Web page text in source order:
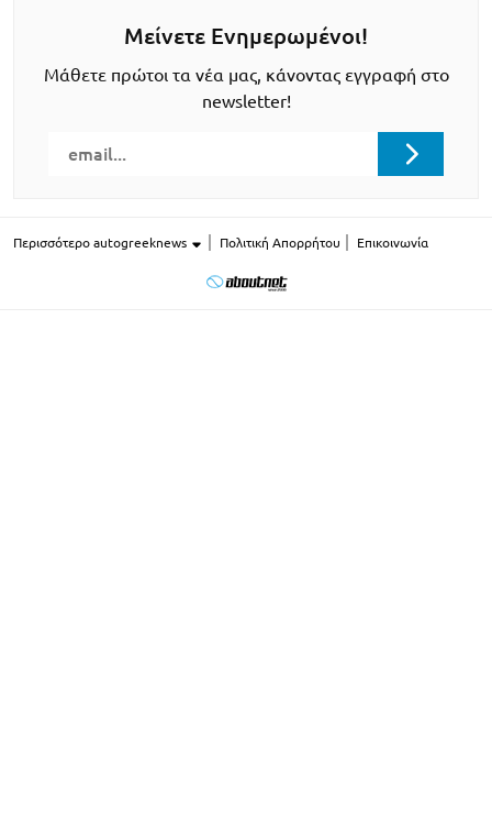
Μείνετε Ενημερωμένοι!
Μάθετε πρώτοι τα νέα μας, κάνοντας εγγραφή στο
newsletter!
Περισσότερο autogreeknews Πολιτική Απορρήτου Επικοινωνία